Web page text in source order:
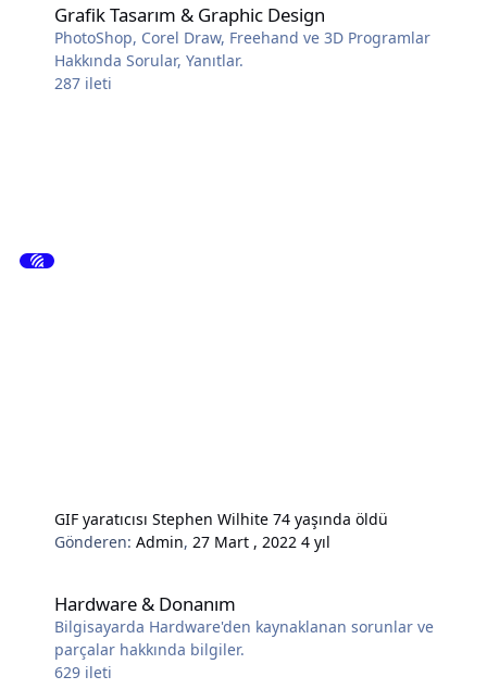
Grafik Tasarım & Graphic Design
PhotoShop, Corel Draw, Freehand ve 3D Programlar
Hakkında Sorular, Yanıtlar.
287 ileti
GIF yaratıcısı Stephen Wilhite 74 yaşında öldü
Gönderen:Admin, 27 Mart , 20224 yıl
Hardware & Donanım
Bilgisayarda Hardware'den kaynaklanan sorunlar ve
parçalar hakkında bilgiler.
629 ileti